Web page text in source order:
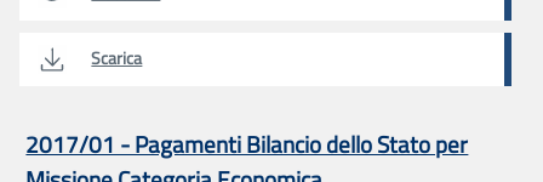
Scarica
2017/01 - Pagamenti Bilancio dello Stato per